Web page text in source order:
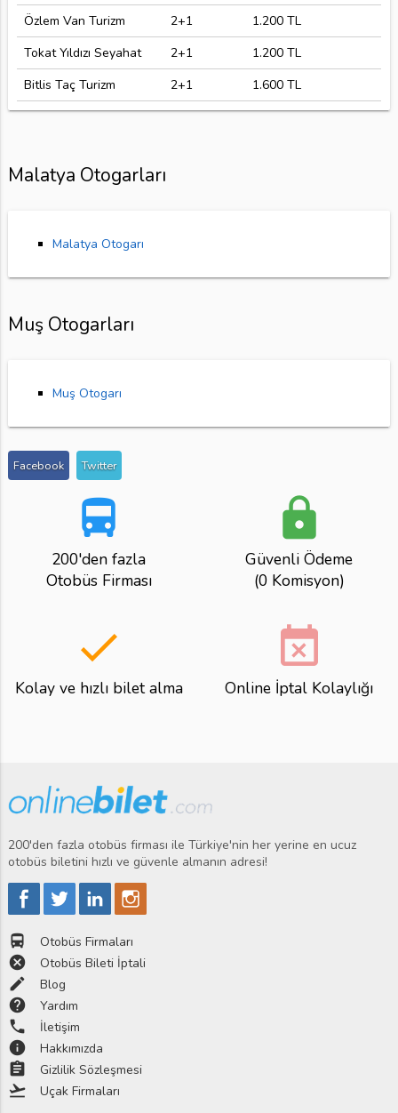
Özlem Van Turizm
2+1
1.200 TL
Tokat Yıldızı Seyahat
2+1
1.200 TL
Bitlis Taç Turizm
2+1 1.600 TL
Malatya Otogarları
Malatya Otogarı
Muş Otogarları
Muş Otogarı
Facebook Twitter
directions_bus
200'den fazla
Otobüs Firması
lock
Güvenli Ödeme
(0 Komisyon)
done
Kolay ve hızlı bilet alma
event_busy
Online İptal Kolaylığı
200'den fazla otobüs firması ile Türkiye'nin her yerine en ucuz
otobüs biletini hızlı ve güvenle almanın adresi!
directions_bus Otobüs Firmaları
cancel Otobüs Bileti İptali
edit Blog
help Yardım
phone İletişim
info Hakkımızda
assignment Gizlilik Sözleşmesi
flight_takeoff Uçak Firmaları